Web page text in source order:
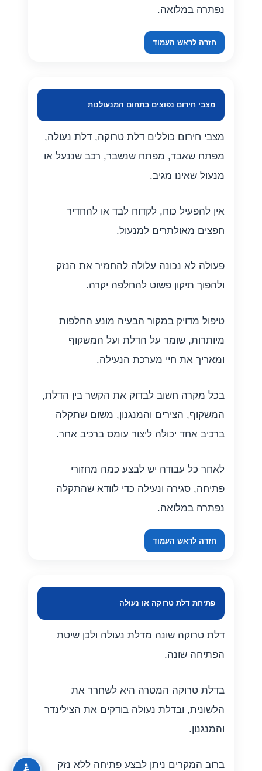
נפתרה במלואה.
חזרה לראש העמוד
מצבי חירום נפוצים בתחום המנעולנות
מצבי חירום כוללים דלת טרוקה, דלת נעולה,
מפתח שאבד, מפתח שנשבר, רכב שננעל או
מנעול שאינו מגיב.
אין להפעיל כוח, לקדוח לבד או להחדיר
חפצים מאולתרים למנעול.
פעולה לא נכונה עלולה להחמיר את הנזק
ולהפוך תיקון פשוט להחלפה יקרה.
טיפול מדויק במקור הבעיה מונע החלפות
מיותרות, שומר על הדלת ועל המשקוף
ומאריך את חיי מערכת הנעילה.
בכל מקרה חשוב לבדוק את הקשר בין הדלת,
המשקוף, הצירים והמנגנון, משום שתקלה
ברכיב אחד יכולה ליצור עומס ברכיב אחר.
לאחר כל עבודה יש לבצע כמה מחזורי
פתיחה, סגירה ונעילה כדי לוודא שהתקלה
נפתרה במלואה.
חזרה לראש העמוד
פתיחת דלת טרוקה או נעולה
דלת טרוקה שונה מדלת נעולה ולכן שיטת
הפתיחה שונה.
בדלת טרוקה המטרה היא לשחרר את
הלשונית, ובדלת נעולה בודקים את הצילינדר
והמנגנון.
ברוב המקרים ניתן לבצע פתיחה ללא נזק